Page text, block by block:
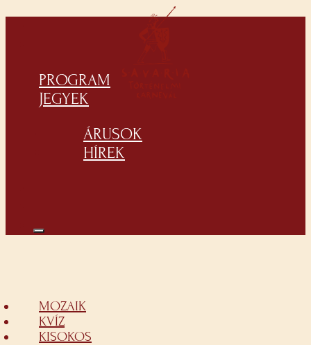
PROGRAM
JEGYEK
ÁRUSOK
HÍREK
MOZAIK
KVÍZ
KISOKOS